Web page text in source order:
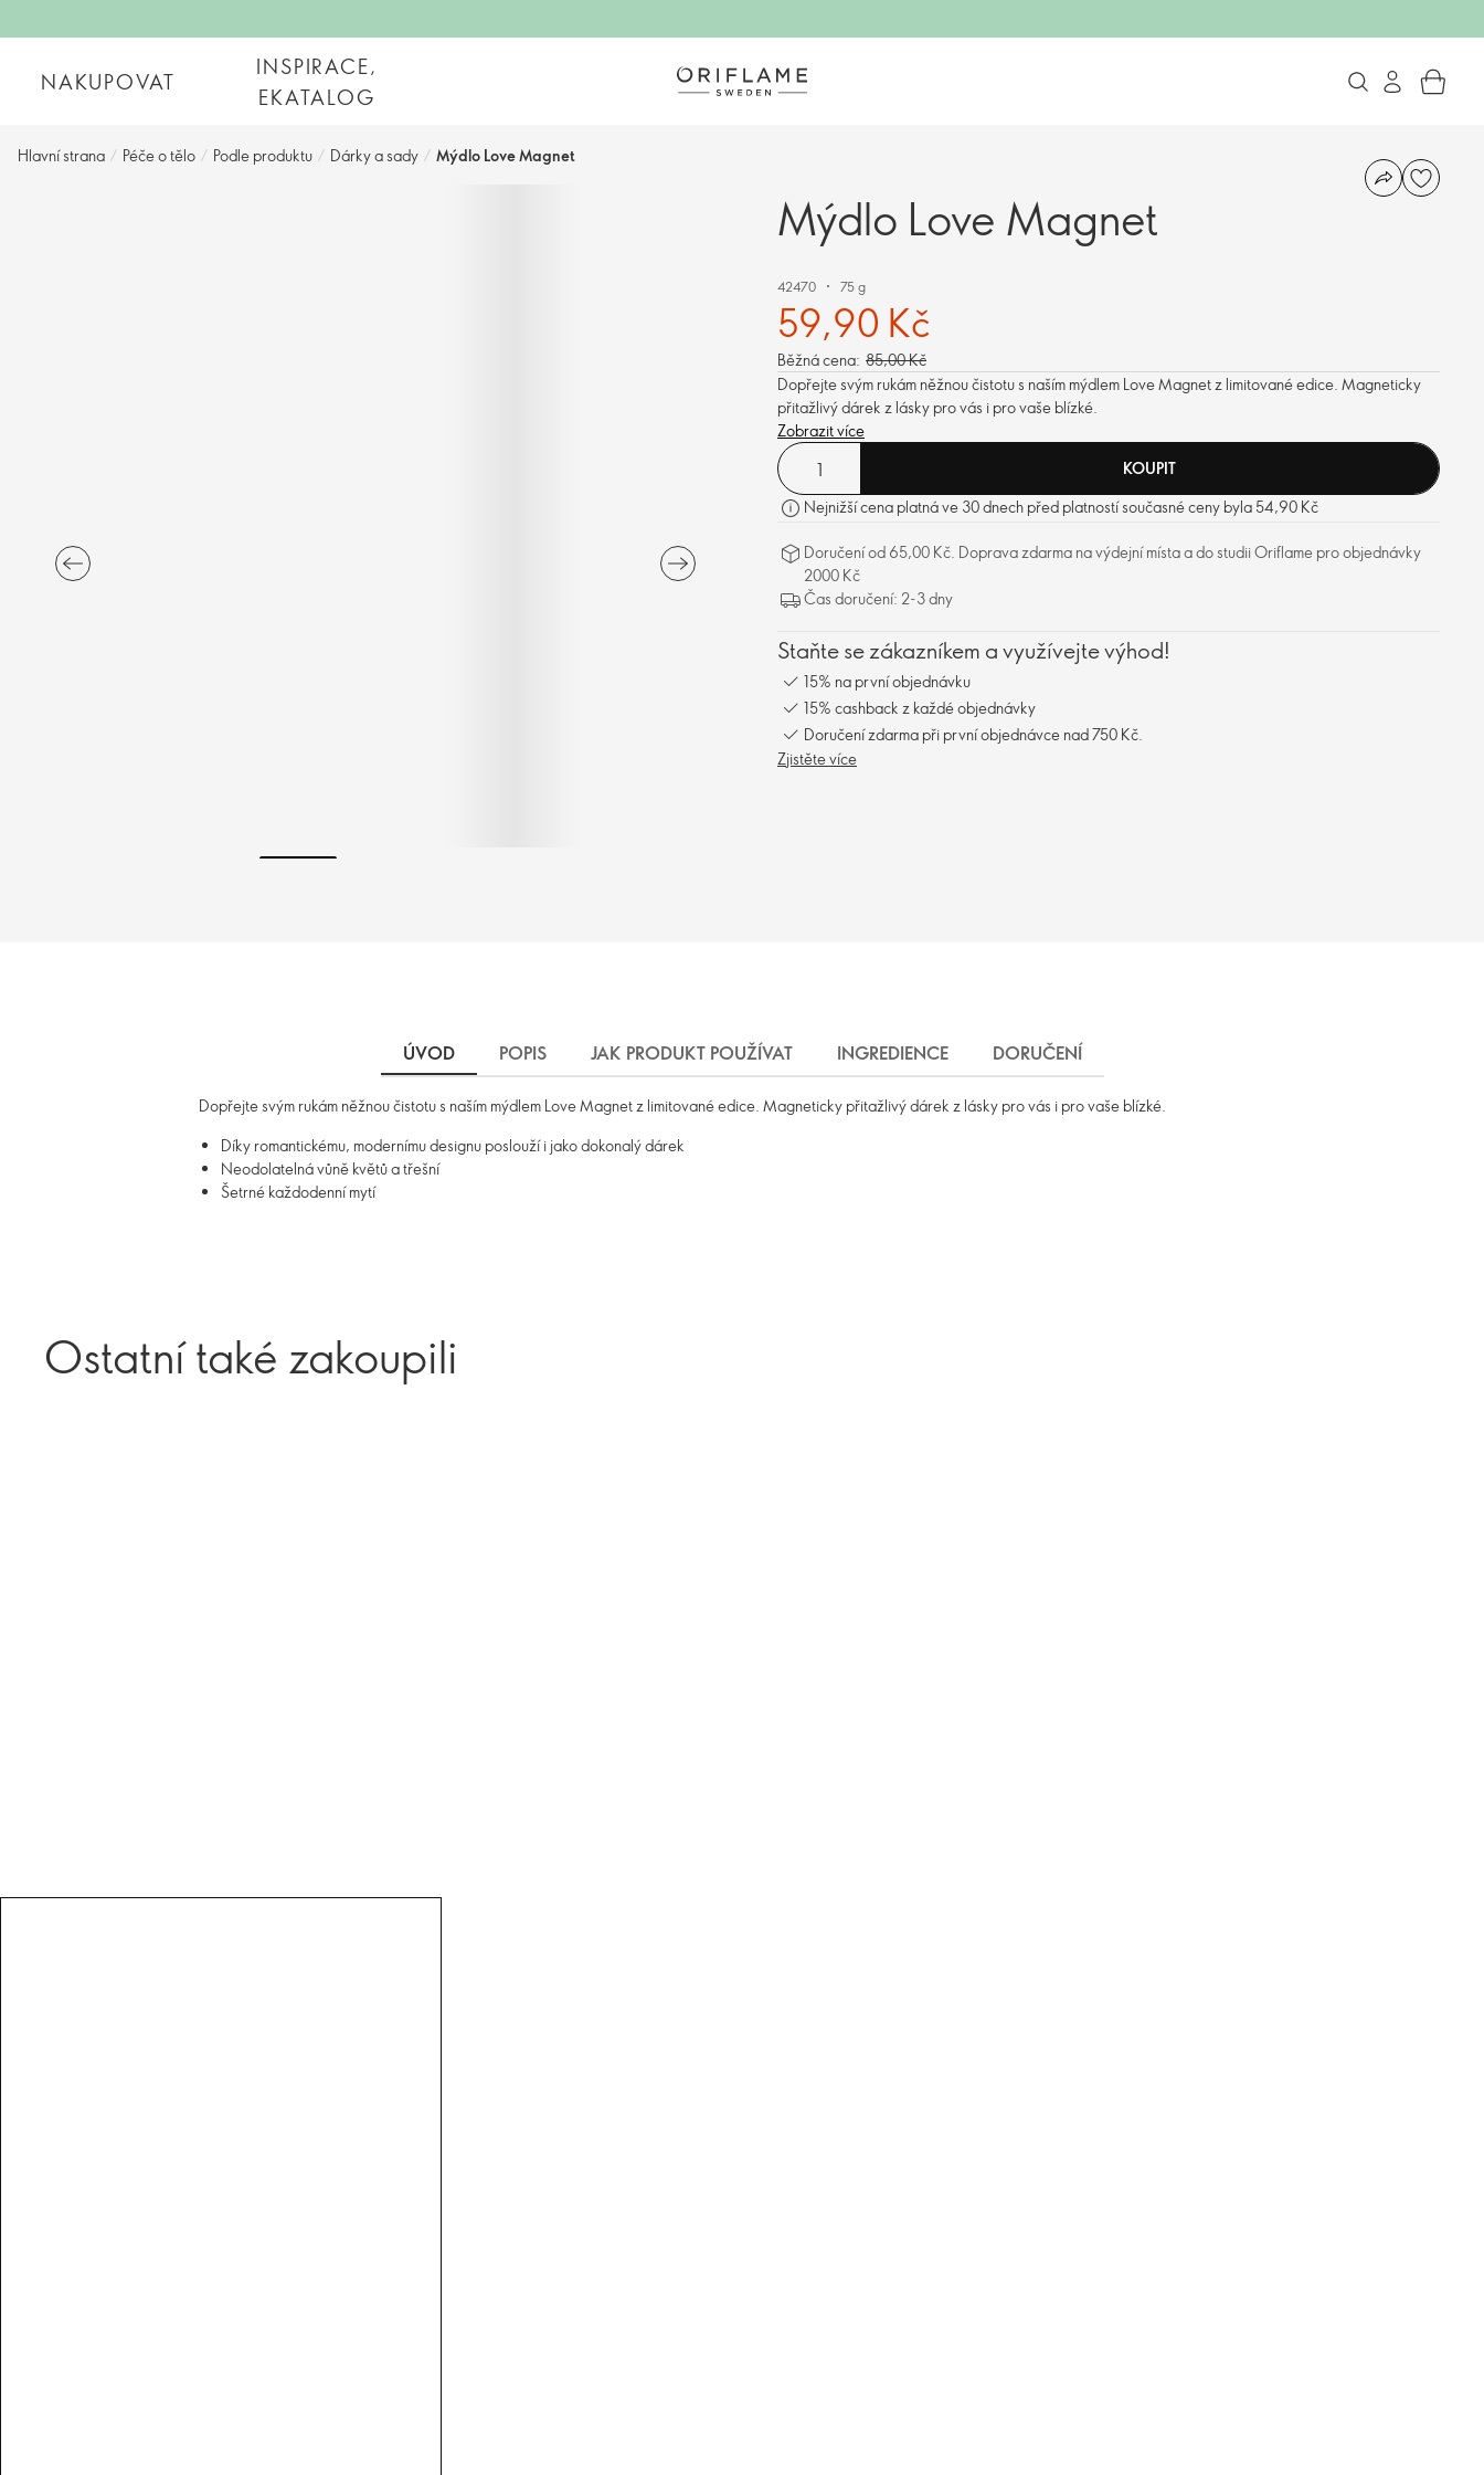
NAKUPOVAT
INSPIRACE,
EKATALOG
Hlavní strana / Péče o tělo / Podle produktu / Dárky a sady / Mýdlo Love Magnet
Mýdlo Love Magnet
42470 75 g
59,90 Kč
Běžná cena: 85,00 Kč
Dopřejte svým rukám něžnou čistotu s naším mýdlem Love Magnet z limitované edice. Magneticky
přitažlivý dárek z lásky pro vás i pro vaše blízké.
Zobrazit více
KOUPIT
Nejnižší cena platná ve 30 dnech před platností současné ceny byla 54,90 Kč
Doručení od 65,00 Kč. Doprava zdarma na výdejní místa a do studii Oriflame pro objednávky
2000 Kč
Čas doručení: 2-3 dny
Staňte se zákazníkem a využívejte výhod!
15% na první objednávku
15% cashback z každé objednávky
Doručení zdarma při první objednávce nad 750 Kč.
Zjistěte více
ÚVOD POPIS JAK PRODUKT POUŽÍVAT INGREDIENCE DORUČENÍ
Dopřejte svým rukám něžnou čistotu s naším mýdlem Love Magnet z limitované edice. Magneticky přitažlivý dárek z lásky pro vás i pro vaše blízké.
Díky romantickému, modernímu designu poslouží i jako dokonalý dárek
Neodolatelná vůně květů a třešní
Šetrné každodenní mytí
Ostatní také zakoupili